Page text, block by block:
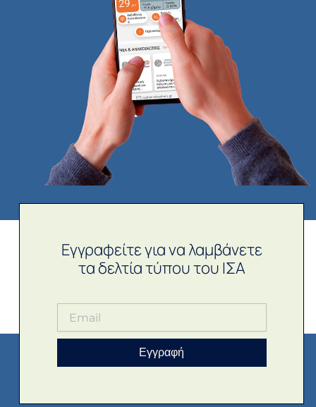
Εγγραφείτε για να λαμβάνετε
τα δελτία τύπου του ΙΣΑ
Εγγραφή